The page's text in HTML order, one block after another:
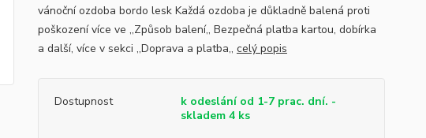
vánoční ozdoba bordo lesk Každá ozdoba je důkladně balená proti
poškození více ve ,,Způsob balení,, Bezpečná platba kartou, dobírka
a další, více v sekci ,,Doprava a platba,, celý popis
Dostupnost
k odeslání od 1-7 prac. dní. -
skladem 4 ks